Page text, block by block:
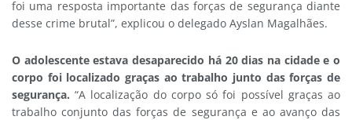
foi uma resposta importante das forças de segurança diante
desse crime brutal”, explicou o delegado Ayslan Magalhães.
O adolescente estava desaparecido há 20 dias na cidade e o
corpo foi localizado graças ao trabalho junto das forças de
segurança. “A localização do corpo só foi possível graças ao
trabalho conjunto das forças de segurança e ao avanço das